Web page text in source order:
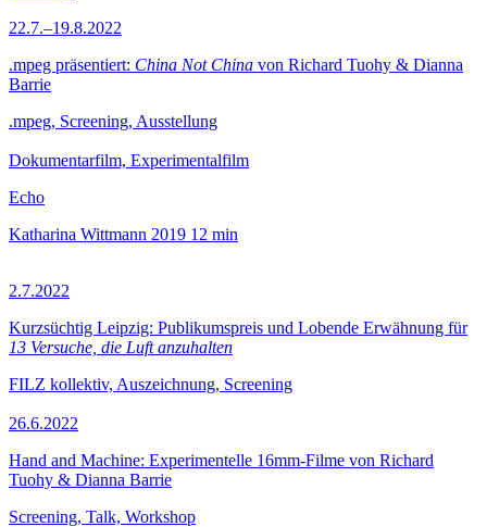
22.7.–19.8.2022
.mpeg präsentiert: China Not China von Richard Tuohy & Dianna
Barrie
.mpeg, Screening, Ausstellung
Dokumentarfilm, Experimentalfilm
Echo
Katharina Wittmann 2019 12 min
2.7.2022
Kurzsüchtig Leipzig: Publikumspreis und Lobende Erwähnung für
13 Versuche, die Luft anzuhalten
FILZ kollektiv, Auszeichnung, Screening
26.6.2022
Hand and Machine: Experimentelle 16mm-Filme von Richard
Tuohy & Dianna Barrie
Screening, Talk, Workshop